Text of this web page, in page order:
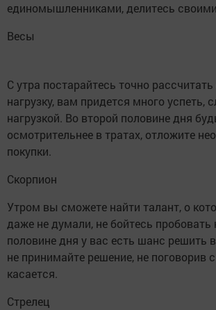
единомышленниками, делитесь
Весы
С утра постарайтесь точно
нагрузку, вам придется много успеть,
нагрузкой. Во второй половине дня
осмотрительнее в тратах, отложите
покупки.
Скорпион
Утром вы сможете найти талант, о
даже не думали, не бойтесь пробовать
половине дня у вас есть шанс решить
не принимайте решение, не поговорив
касается.
Стрелец